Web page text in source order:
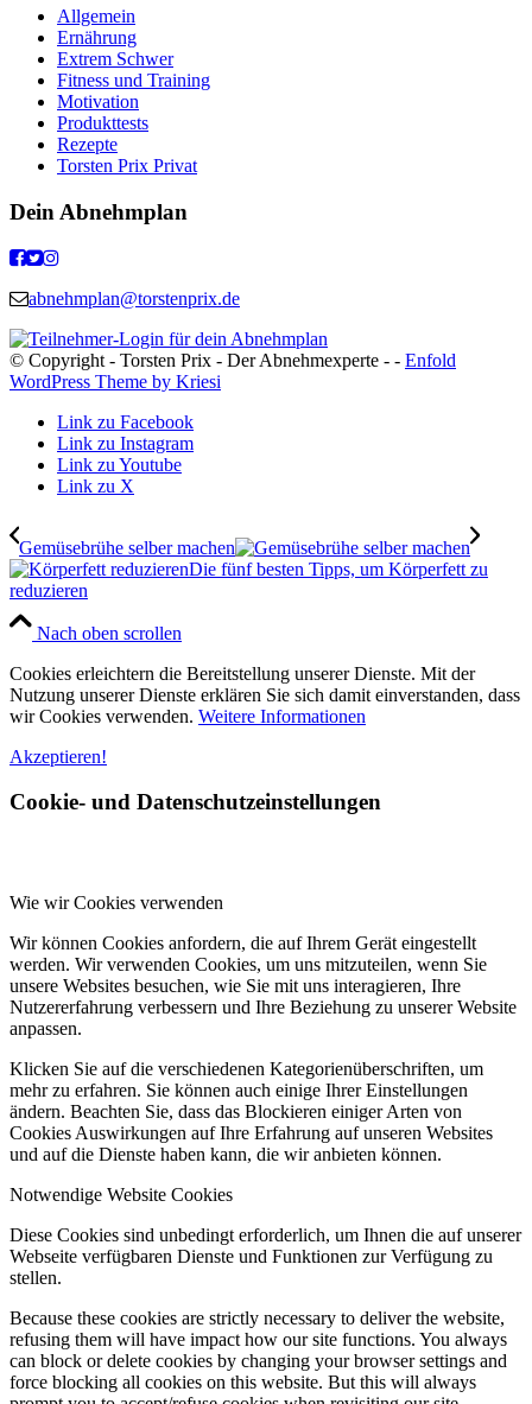
Allgemein
Ernährung
Extrem Schwer
Fitness und Training
Motivation
Produkttests
Rezepte
Torsten Prix Privat
Dein Abnehmplan
abnehmplan@torstenprix.de
© Copyright - Torsten Prix - Der Abnehmexperte - - Enfold
WordPress Theme by Kriesi
Link zu Facebook
Link zu Instagram
Link zu Youtube
Link zu X
Gemüsebrühe selber machen
Die fünf besten Tipps, um Körperfett zu
reduzieren
Nach oben scrollen
Cookies erleichtern die Bereitstellung unserer Dienste. Mit der
Nutzung unserer Dienste erklären Sie sich damit einverstanden, dass
wir Cookies verwenden. Weitere Informationen
Akzeptieren!
Cookie- und Datenschutzeinstellungen
Wie wir Cookies verwenden
Wir können Cookies anfordern, die auf Ihrem Gerät eingestellt
werden. Wir verwenden Cookies, um uns mitzuteilen, wenn Sie
unsere Websites besuchen, wie Sie mit uns interagieren, Ihre
Nutzererfahrung verbessern und Ihre Beziehung zu unserer Website
anpassen.
Klicken Sie auf die verschiedenen Kategorienüberschriften, um
mehr zu erfahren. Sie können auch einige Ihrer Einstellungen
ändern. Beachten Sie, dass das Blockieren einiger Arten von
Cookies Auswirkungen auf Ihre Erfahrung auf unseren Websites
und auf die Dienste haben kann, die wir anbieten können.
Notwendige Website Cookies
Diese Cookies sind unbedingt erforderlich, um Ihnen die auf unserer
Webseite verfügbaren Dienste und Funktionen zur Verfügung zu
stellen.
Because these cookies are strictly necessary to deliver the website,
refusing them will have impact how our site functions. You always
can block or delete cookies by changing your browser settings and
force blocking all cookies on this website. But this will always